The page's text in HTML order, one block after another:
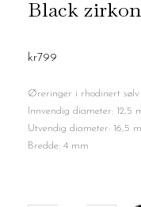
Black
kr799
Øreringer i rhodinert sølv
Innvendig diameter: 12,5
Utvendig diameter: 16,5
Bredde: 4 mm